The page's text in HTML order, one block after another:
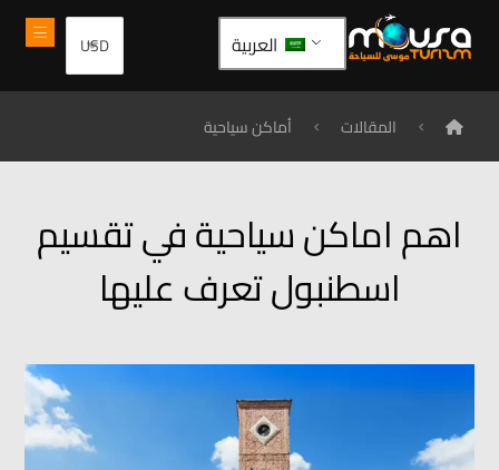
العربية
المقالات أماكن سياحية
اهم اماكن سياحية في تقسيم
اسطنبول تعرف عليها